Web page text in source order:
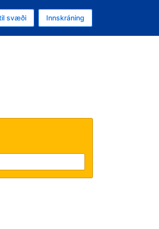
Íslensk króna
tungumál þitt Íslensku
svæði Innskráning